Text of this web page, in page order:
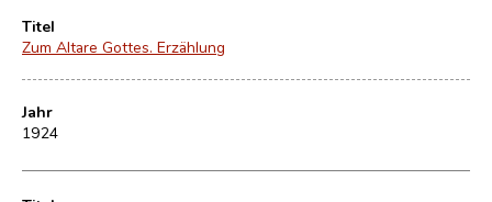
Titel
Zum Altare Gottes. Erzählung
Jahr
1924